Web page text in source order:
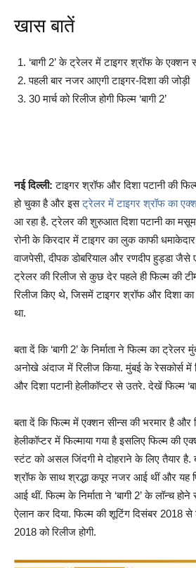
खास बातें
‘बागी 2’ के ट्रेलर में टाइगर श्रॉफ के एक्‍शन
पहली बार नजर आएगी टाइगर-दिशा की जोड़ी
30 मार्च को रिलीज होगी फिल्‍म ‘बागी 2’
नई दिल्‍ली:टाइगर श्रॉफ और दिशा पटानी की
हो चुका है और इसट्रेलर में टाइगर श्रॉफ का
आ रहा है. ट्रेलर की शुरुआत दिशा पटानी का
रोनी के किरदार में टाइगर का लुक काफी
वाजपेसी, दीपक डोबरियाल और रणदीप हुड्डा
ट्रेलर की रिलीज से कुछ देर पहले ही फिल्‍म की
रिलीज किए थे, जिसमें टाइगर श्रॉफ और दिशा
था.
बता दें कि ‘बागी 2’ के निर्माता ने फिल्‍म का
अनोखे अंदाज में रिलीज किया. मुंबई के रेसकोर्स में
और दिशा पटानी हेलीकॉप्टर से उतरे. देखें फिल्‍म
बता दें कि फिल्म में एक्शन सीन्‍स की भरमार है
हेलीकॉप्टर में फिल्माया गया है इसलिए फिल्म की
स्टंट को असल जिंदगी मे दोहराने के लिए तैयार है.
श्रॉफ के साथ श्रद्धा कपूर नजर आई थीं और यह
आई थीं. फिल्म के निर्माता ने ‘बागी 2’ के लॉन्च होने
ऐलान कर दिया. फिल्म की शूटिंग दिसंबर 2018 से
2018 को रिलीज होगी.